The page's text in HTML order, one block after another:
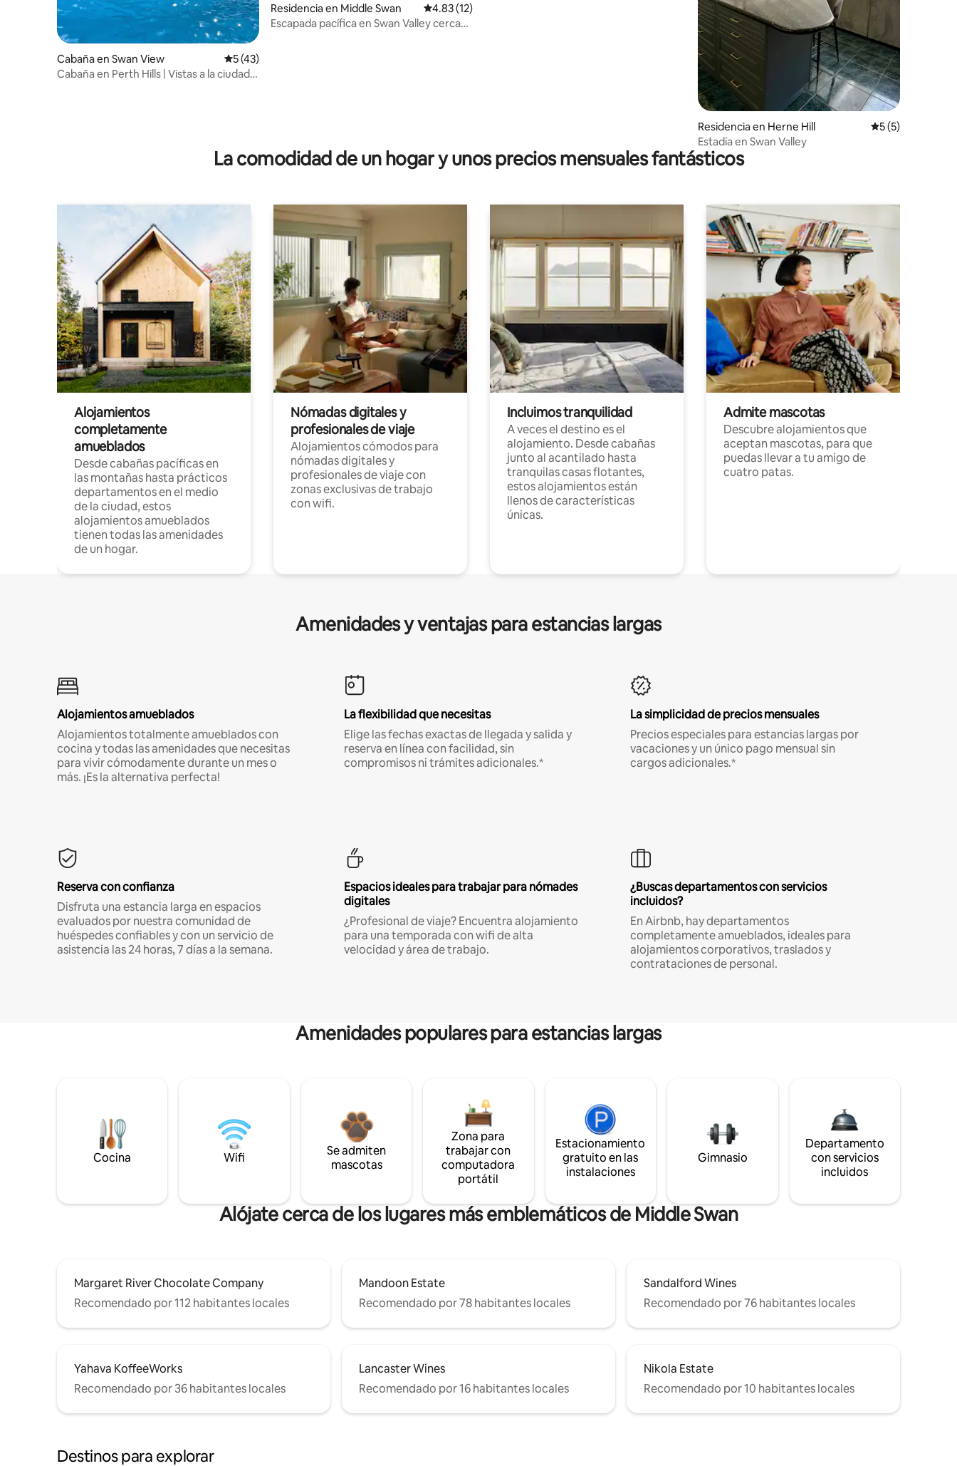
Cabaña en Swan View Calificación promedio: 5 de 5; 43 evaluaciones
5 (43)
Cabaña en Perth Hills | Vistas a la ciudad y
Residencia en Middle Swan Calificación promedio: 4.83 de 5; 12 evaluaciones
4.83 (12)
Escapada pacífica en Swan Valley cerca
Residencia en Herne Hill Calificación
5 (5)
Estadía en Swan Valley
La comodidad de un hogar y unos precios mensuales fantásticos
Alojamientos
completamente
amueblados
Desde cabañas pacíficas en
las montañas hasta prácticos
departamentos en el medio
de la ciudad, estos
alojamientos amueblados
tienen todas las amenidades
de un hogar.
Nómadas digitales y
profesionales de viaje
Alojamientos cómodos para
nómadas digitales y
profesionales de viaje con
zonas exclusivas de trabajo
con wifi.
Incluimos tranquilidad
A veces el destino es el
alojamiento. Desde cabañas
junto al acantilado hasta
tranquilas casas flotantes,
estos alojamientos están
llenos de características
únicas.
Admite mascotas
Descubre alojamientos que
aceptan mascotas, para que
puedas llevar a tu amigo de
cuatro patas.
Amenidades y ventajas para estancias largas
Alojamientos amueblados
Alojamientos totalmente amueblados con
cocina y todas las amenidades que necesitas
para vivir cómodamente durante un mes o
más. ¡Es la alternativa perfecta!
La flexibilidad que necesitas
Elige las fechas exactas de llegada y salida y
reserva en línea con facilidad, sin
compromisos ni trámites adicionales.*
La simplicidad de precios mensuales
Precios especiales para estancias largas por
vacaciones y un único pago mensual sin
cargos adicionales.*
Reserva con confianza
Disfruta una estancia larga en espacios
evaluados por nuestra comunidad de
huéspedes confiables y con un servicio de
asistencia las 24 horas, 7 días a la semana.
Espacios ideales para trabajar para nómades
digitales
¿Profesional de viaje? Encuentra alojamiento
para una temporada con wifi de alta
velocidad y área de trabajo.
¿Buscas departamentos con servicios
incluidos?
En Airbnb, hay departamentos
completamente amueblados, ideales para
alojamientos corporativos, traslados y
contrataciones de personal.
Amenidades populares para estancias largas
Cocina Wifi
Se admiten
mascotas
Zona para
trabajar con
computadora
portátil
Estacionamiento
gratuito en las
instalaciones
Gimnasio
Departamento
con servicios
incluidos
Alójate cerca de los lugares más emblemáticos de Middle Swan
Margaret River Chocolate Company
Recomendado por 112 habitantes locales
Mandoon Estate
Recomendado por 78 habitantes locales
Sandalford Wines
Recomendado por 76 habitantes locales
Yahava KoffeeWorks
Recomendado por 36 habitantes locales
Lancaster Wines
Recomendado por 16 habitantes locales
Nikola Estate
Recomendado por 10 habitantes locales
Destinos para explorar